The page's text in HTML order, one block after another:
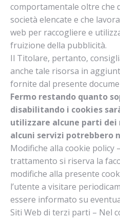
comportamentale oltre che
società elencate e che
web per raccogliere e
fruizione della pubblicità.
Il Titolare, pertanto,
anche tale risorsa in
fornite dal presente
Fermo restando quanto
disabilitando i cookies
utilizzare alcune parti
alcuni servizi potrebbero
Modifiche alla cookie
trattamento si riserva la
modifiche alla presente
l’utente a visitare
essere informato su
Siti Web di terzi parti – Nel